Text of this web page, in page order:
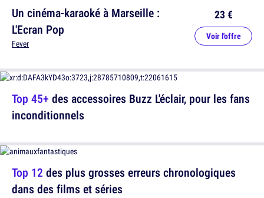
Top 45+ des accessoires Buzz L'éclair, pour les fans
inconditionnels
Un cinéma-karaoké à Marseille :
L'Ecran Pop
Fever
23 €
Voir l'offre
Top 12 des plus grosses erreurs chronologiques
dans des films et séries